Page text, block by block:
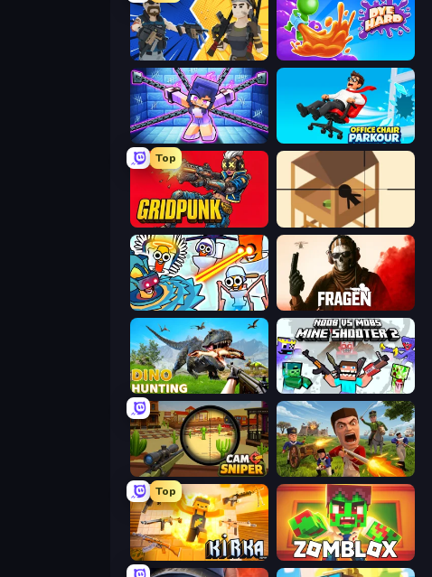
BuildNow GG Dye Hard
Mini Mine Office Chair Parkour
Top
Elite Sniper
Toilets Worms Shooter Fragen
Dino Hunting Jurassic World Mine Shooter 2: Noob vs Mobs
Camo Sniper Redcoats.io
Top
Kirka.io Zomblox